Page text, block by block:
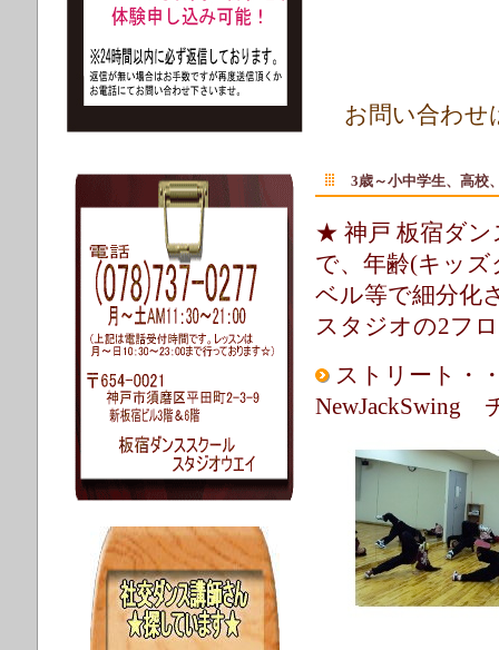
お問い合わせ
3歳～小中学生、高校
★ 神戸 板宿ダン
で、年齢(キッ
ベル等で細分
スタジオの2フ
ストリート・
NewJackSwing